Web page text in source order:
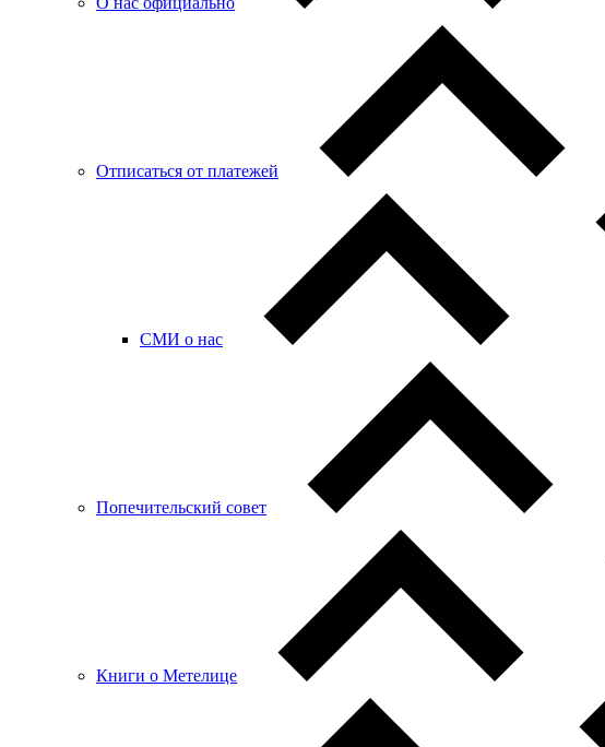
Отписаться от платежей
СМИ о нас
Попечительский совет
Книги о Метелице